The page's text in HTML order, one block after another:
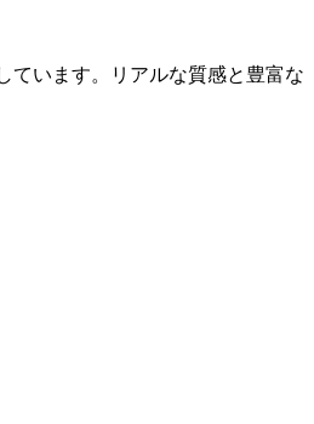
ています。リアルな質感と豊富な